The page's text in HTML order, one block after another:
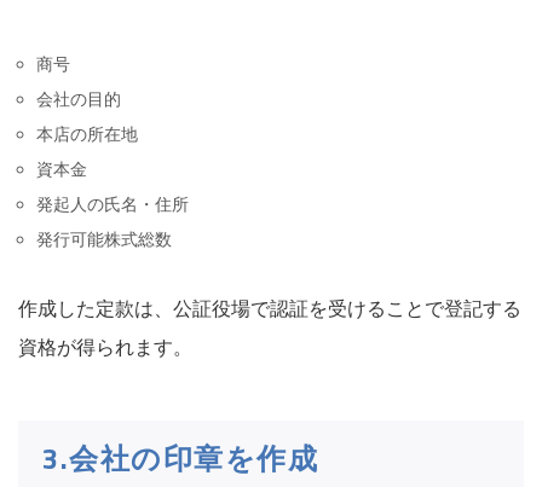
商号
会社の目的
本店の所在地
資本金
発起人の氏名・住所
発行可能株式総数
作成した定款は、公証役場で認証を受けることで登記する
資格が得られます。
3.会社の印章を作成